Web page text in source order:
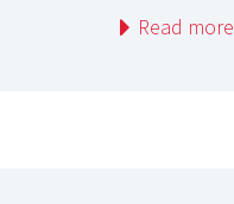
Read more